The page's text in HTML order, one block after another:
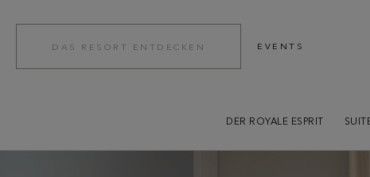
DAS RESORT ENTDECKEN EVENTS
DER ROYALE ESPRIT